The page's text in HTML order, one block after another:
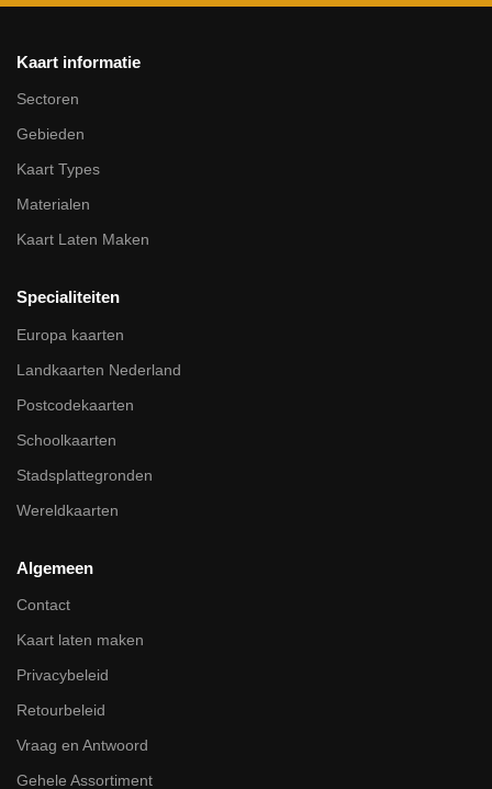
Kaart informatie
Sectoren
Gebieden
Kaart Types
Materialen
Kaart Laten Maken
Specialiteiten
Europa kaarten
Landkaarten Nederland
Postcodekaarten
Schoolkaarten
Stadsplattegronden
Wereldkaarten
Algemeen
Contact
Kaart laten maken
Privacybeleid
Retourbeleid
Vraag en Antwoord
Gehele Assortiment